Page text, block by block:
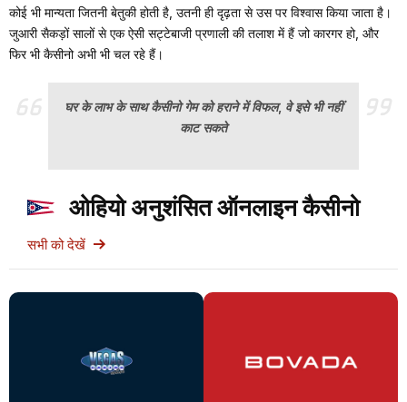
कोई भी मान्यता जितनी बेतुकी होती है, उतनी ही दृढ़ता से उस पर विश्वास किया जाता है।
जुआरी सैकड़ों सालों से एक ऐसी सट्टेबाजी प्रणाली की तलाश में हैं जो कारगर हो, और
फिर भी कैसीनो अभी भी चल रहे हैं।
घर के लाभ के साथ कैसीनो गेम को हराने में विफल, वे इसे भी नहीं
काट सकते
ओहियो अनुशंसित ऑनलाइन कैसीनो
सभी को देखें